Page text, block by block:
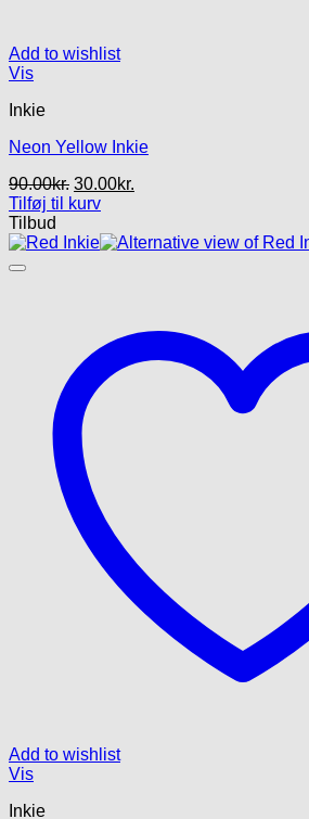
Add to wishlist
Vis
Inkie
Neon Yellow Inkie
90.00kr. Den
oprindelige
var:
30.00kr.
er:
Tilføj til kurv
Tilbud
Add to wishlist
Vis
Inkie